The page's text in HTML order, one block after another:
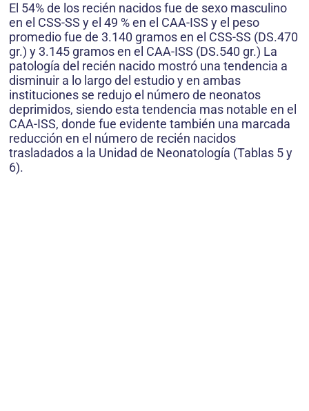
El 54% de los recién nacidos fue de sexo masculino
en el CSS-SS y el 49 % en el CAA-ISS y el peso
promedio fue de 3.140 gramos en el CSS-SS (DS.470
gr.) y 3.145 gramos en el CAA-ISS (DS.540 gr.) La
patología del recién nacido mostró una tendencia a
disminuir a lo largo del estudio y en ambas
instituciones se redujo el número de neonatos
deprimidos, siendo esta tendencia mas notable en el
CAA-ISS, donde fue evidente también una marcada
reducción en el número de recién nacidos
trasladados a la Unidad de Neonatología (Tablas 5 y
6).